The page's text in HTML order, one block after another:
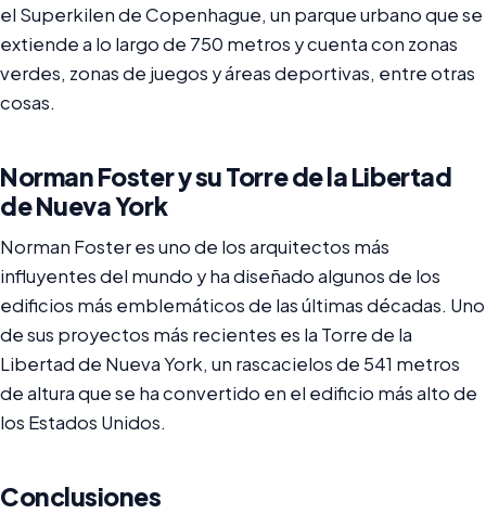
el Superkilen de Copenhague, un parque urbano que se
extiende a lo largo de 750 metros y cuenta con zonas
verdes, zonas de juegos y áreas deportivas, entre otras
cosas.
Norman Foster y su Torre de la Libertad
de Nueva York
Norman Foster es uno de los arquitectos más
influyentes del mundo y ha diseñado algunos de los
edificios más emblemáticos de las últimas décadas. Uno
de sus proyectos más recientes es la Torre de la
Libertad de Nueva York, un rascacielos de 541 metros
de altura que se ha convertido en el edificio más alto de
los Estados Unidos.
Conclusiones